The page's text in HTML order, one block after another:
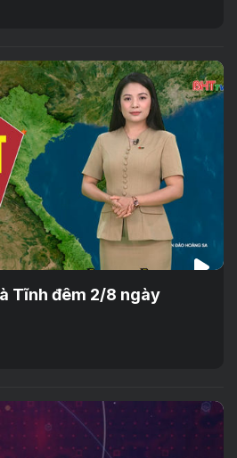
Tĩnh đêm 2/8 ngày